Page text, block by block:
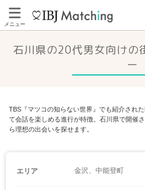
メニュー
石川県の20代男女向けの
ー
TBS『マツコの知らない世界』でも紹介され
て会話を楽しめる進行が特徴。石川県で開催
ら理想の出会いを探せます。
エリア 金沢、中能登町